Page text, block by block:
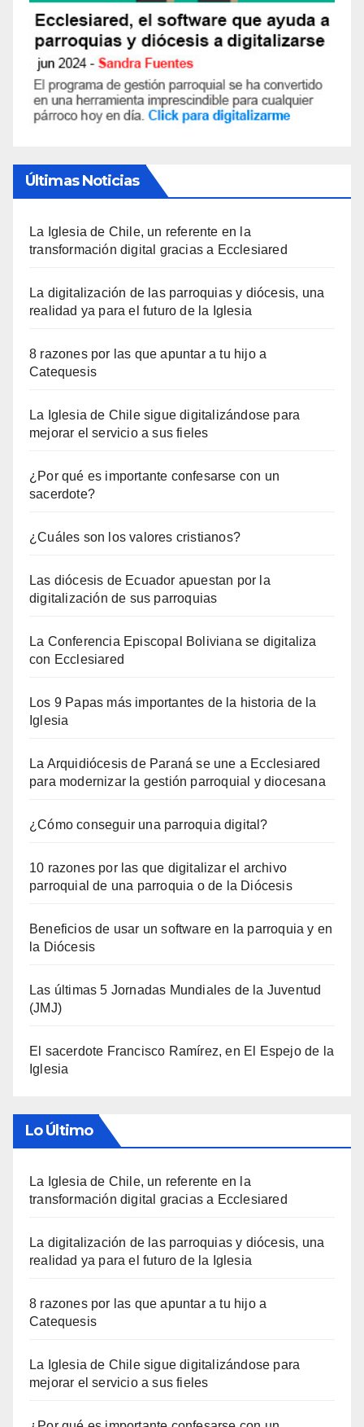
Últimas Noticias
La Iglesia de Chile, un referente en la
transformación digital gracias a Ecclesiared
La digitalización de las parroquias y diócesis, una
realidad ya para el futuro de la Iglesia
8 razones por las que apuntar a tu hijo a
Catequesis
La Iglesia de Chile sigue digitalizándose para
mejorar el servicio a sus fieles
¿Por qué es importante confesarse con un
sacerdote?
¿Cuáles son los valores cristianos?
Las diócesis de Ecuador apuestan por la
digitalización de sus parroquias
La Conferencia Episcopal Boliviana se digitaliza
con Ecclesiared
Los 9 Papas más importantes de la historia de la
Iglesia
La Arquidiócesis de Paraná se une a Ecclesiared
para modernizar la gestión parroquial y diocesana
¿Cómo conseguir una parroquia digital?
10 razones por las que digitalizar el archivo
parroquial de una parroquia o de la Diócesis
Beneficios de usar un software en la parroquia y en
la Diócesis
Las últimas 5 Jornadas Mundiales de la Juventud
(JMJ)
El sacerdote Francisco Ramírez, en El Espejo de la
Iglesia
Lo Último
La Iglesia de Chile, un referente en la
transformación digital gracias a Ecclesiared
La digitalización de las parroquias y diócesis, una
realidad ya para el futuro de la Iglesia
8 razones por las que apuntar a tu hijo a
Catequesis
La Iglesia de Chile sigue digitalizándose para
mejorar el servicio a sus fieles